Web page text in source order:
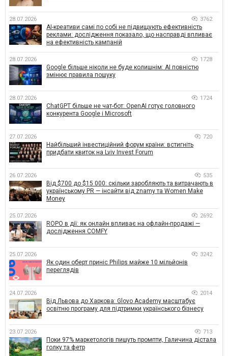
28.07.2026 3762
AI-креативи самі по собі не підвищують ефективність
реклами: дослідження показало, що насправді впливає
на ефективність кампаній
28.07.2026 1728
Google більше ніколи не буде колишнім: AI повністю
змінює правила пошуку
28.07.2026 1724
ChatGPT більше не чат-бот: OpenAI готує головного
конкурента Google і Microsoft
27.07.2026 720
Найбільший інвестиційний форум країни: встигніть
придбати квиток на Lviv Invest Forum
26.07.2026 535
Від $700 до $15 000: скільки заробляють та витрачають в
українському PR — інсайти від znamy та Women Make
Money
25.07.2026 2692
ROPO в дії: як онлайн впливає на офлайн-продажі —
дослідження COMFY
25.07.2026 3242
Як один оберт приніс Philips майже 10 мільйонів
переглядів
24.07.2026 2014
Від Львова до Харкова: Glovo Academy масштабує
освітню програму для підтримки українського бізнесу
23.07.2026 713
Поки 97% маркетологів пишуть промпти, Галичина дістала
голку та фетр